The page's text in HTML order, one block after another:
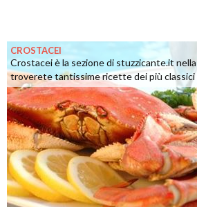
CROSTACEI
Crostacei è la sezione di stuzzicante.it
troverete tantissime ricette dei più classici